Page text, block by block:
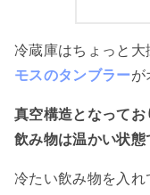
冷蔵庫はちょっと
モスのタンブラーが
真空構造となって
飲み物は温かい状態
冷たい飲み物を入